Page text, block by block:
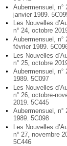
Aubermensuel, n°
janvier 1989.
Les Nouvelles
n° 24, octobre
Aubermensuel, n°
février 1989.
Les Nouvelles
n° 25, octobre
Aubermensuel, n°
1989. 5C097
Les Nouvelles
n° 26, octobre-
2019. 5C445
Aubermensuel, n°
1989. 5C098
Les Nouvelles
n° 27, novembre
5C446